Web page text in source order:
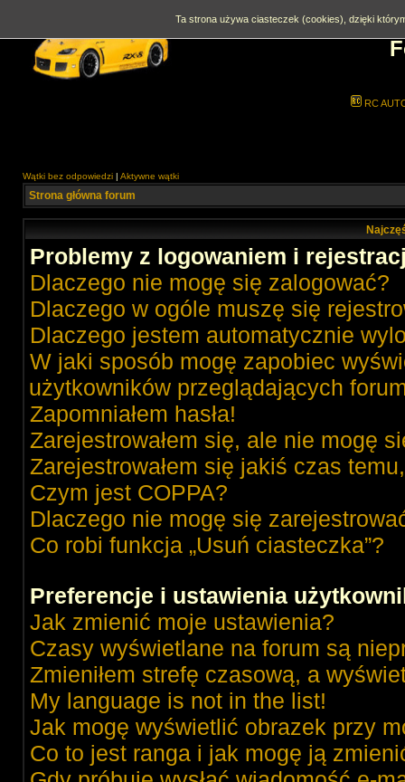
RC
Wątki bez odpowiedzi | Aktywne wątki
Strona główna forum
Problemy z logowaniem i
Dlaczego nie mogę się zalogować?
Dlaczego w ogóle muszę się
Dlaczego jestem automatycznie
W jaki sposób mogę zapobiec
użytkowników przeglądających
Zapomniałem hasła!
Zarejestrowałem się, ale nie mogę
Zarejestrowałem się jakiś czas
Czym jest COPPA?
Dlaczego nie mogę się
Co robi funkcja „Usuń ciasteczka”?
Preferencje i ustawienia
Jak zmienić moje ustawienia?
Czasy wyświetlane na forum są
Zmieniłem strefę czasową, a
My language is not in the list!
Jak mogę wyświetlić obrazek przy
Co to jest ranga i jak mogę ją
Ta strona używa ciasteczek (cookies), dzięki